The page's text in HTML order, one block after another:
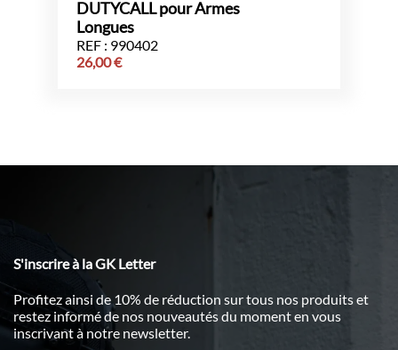
DUTYCALL pour Armes
Longues
REF : 990402
26,00€
S'inscrire à la GK Letter
Profitez ainsi de 10% de réduction sur tous nos produits et
restez informé de nos nouveautés du moment en vous
inscrivant à notre newsletter.